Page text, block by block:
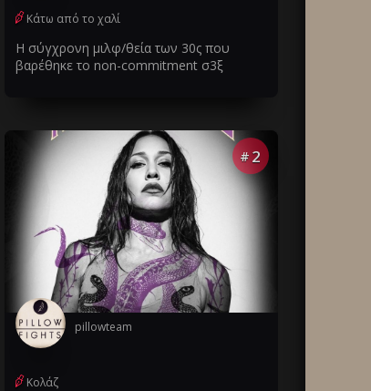
Κάτω από το χαλί
Η σύγχρονη μιλφ/θεία των 30ς που
βαρέθηκε το non-commitment σ3ξ
# 2
pillowteam
Κολάζ